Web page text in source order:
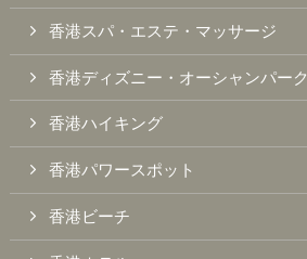
香港スパ・エステ・マッサージ
香港ディズニー・オーシャンパーク
香港ハイキング
香港パワースポット
香港ビーチ